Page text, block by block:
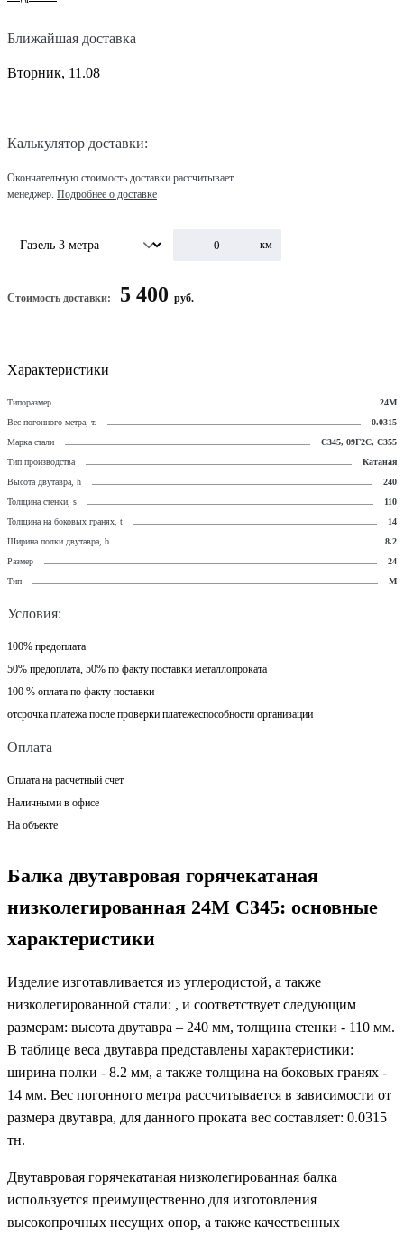
Ближайшая доставка
Вторник, 11.08
Калькулятор доставки:
Окончательную стоимость доставки рассчитывает
менеджер. Подробнее о доставке
км
Стоимость доставки: 5 400 руб.
Характеристики
Типоразмер
24М
Вес погонного метра, т.
0.0315
Марка стали
С345, 09Г2С, С355
Тип производства
Катаная
Высота двутавра, h
240
Толщина стенки, s
110
Толщина на боковых гранях, t
14
Ширина полки двутавра, b
8.2
Размер
24
Тип
М
Условия:
100% предоплата
50% предоплата, 50% по факту поставки металлопроката
100 % оплата по факту поставки
отсрочка платежа после проверки платежеспособности организации
Оплата
Оплата на расчетный счет
Наличными в офисе
На объекте
Балка двутавровая горячекатаная
низколегированная 24М С345: основные
характеристики
Изделие изготавливается из углеродистой, а также
низколегированной стали: , и соответствует следующим
размерам: высота двутавра – 240 мм, толщина стенки - 110 мм.
В таблице веса двутавра представлены характеристики:
ширина полки - 8.2 мм, а также толщина на боковых гранях -
14 мм. Вес погонного метра рассчитывается в зависимости от
размера двутавра, для данного проката вес составляет: 0.0315
тн.
Двутавровая горячекатаная низколегированная балка
используется преимущественно для изготовления
высокопрочных несущих опор, а также качественных